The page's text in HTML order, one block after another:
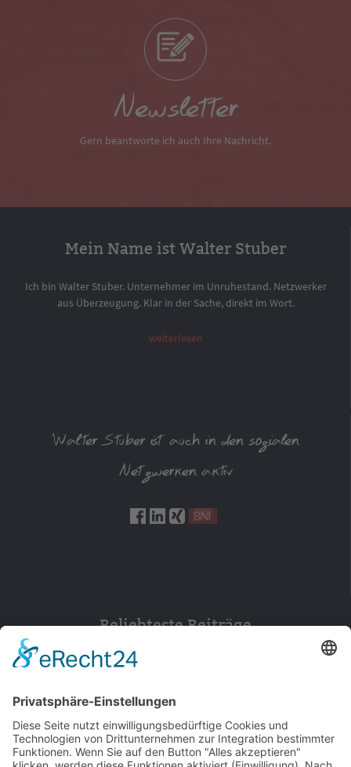
Newsletter
Gern beantworte ich auch Ihre Nachricht.
Mein Name ist Walter Stuber
Ich bin Walter Stuber. Unternehmer im Unruhestand. Netzwerker
aus Überzeugung. Klar in der Sache, direkt im Wort.
weiterlesen
Walter Stuber ist auch in den sozialen
Netzwerken aktiv
Beliebteste Beiträge
154